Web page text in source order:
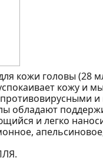
кожи головы (28
кожу и
обладают
и легко